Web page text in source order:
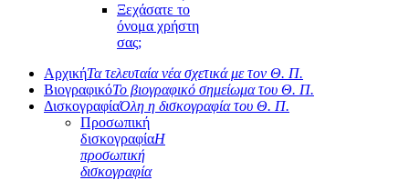
Ξεχάσατε το
όνομα χρήστη
σας;
ΑρχικήΤα τελευταία νέα σχετικά με τον Θ. Π.
ΒιογραφικόΤο βιογραφικό σημείωμα του Θ. Π.
ΔισκογραφίαΌλη η δισκογραφία του Θ. Π.
Προσωπική
δισκογραφίαΗ
προσωπική
δισκογραφία